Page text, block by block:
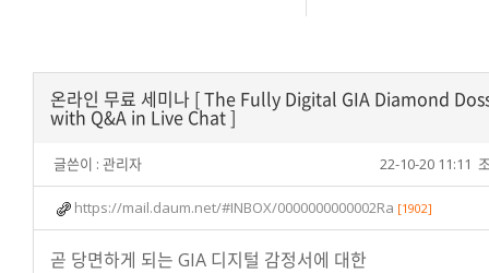
온라인 무료 세미나 [ The Fully Digital GIA Diamond
with Q&A in Live Chat ]
글쓴이 : 관리자 22-10-20 11:11
https://mail.daum.net/#INBOX/0000000000002Ra [1902]
곧 당면하게 되는 GIA 디지털 감정서에 대한